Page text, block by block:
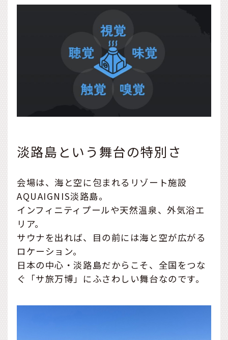
淡路島という舞台の特別さ
会場は、海と空に包まれるリゾート施設
AQUAIGNIS淡路島。
インフィニティプールや天然温泉、外気浴エ
リア。
サウナを出れば、目の前には海と空が広がる
ロケーション。
日本の中心・淡路島だからこそ、全国をつな
ぐ「サ旅万博」にふさわしい舞台なのです。